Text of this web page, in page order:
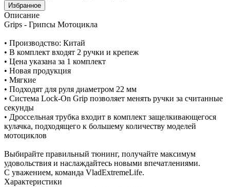
Избранное
Описание
Grips - Грипсы Мотоцикла
• Производство: Китай
• В комплект входят 2 ручки и крепеж
• Цена указана за 1 комплект
• Новая продукция
• Мягкие
• Подходят для руля диаметром 22 мм
• Система Lock-On Grip позволяет менять ручки за считанные
секунды
• Дроссельная трубка входит в комплект защелкивающегося
кулачка, подходящего к большему количеству моделей
мотоциклов
Выбирайте правильный тюнинг, получайте максимум
удовольствия и наслаждайтесь новыми впечатлениями.
С уважением, команда VladExtremeLife.
Характеристики